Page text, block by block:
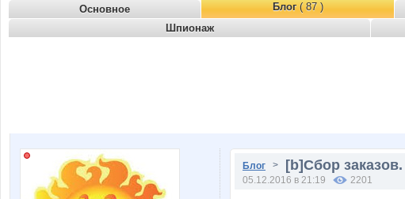
Основное Блог( 87 )
Шпионаж
Блог > [b]Сбор
05.12.2016 в 21:19 2201